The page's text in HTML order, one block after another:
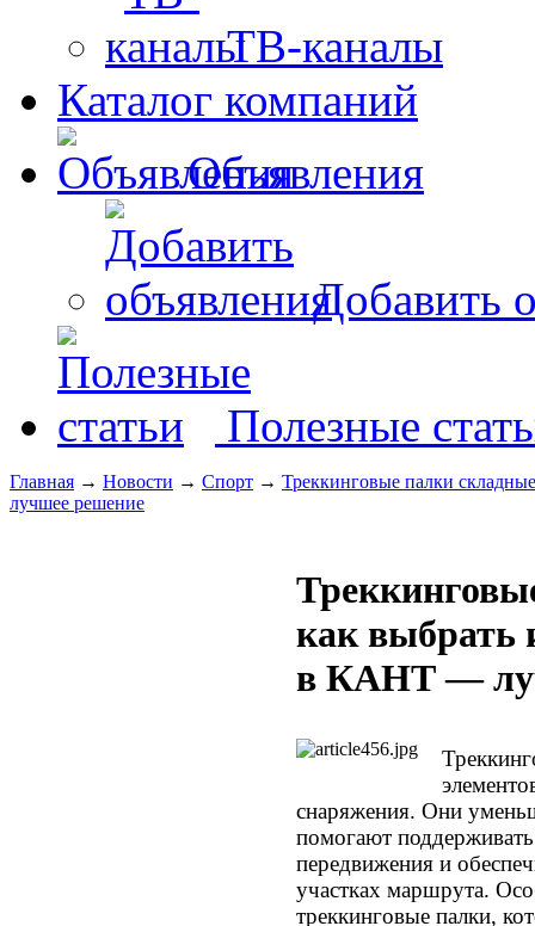
ТВ-каналы
Каталог компаний
Объявления
Добавить
Полезные
Главная → Новости → Спорт → Треккинговые палки
лучшее решение
как выбрать
в КАНТ —
снаряжения. Они
помогают
передвижения и
участках маршрута.
треккинговые палки,